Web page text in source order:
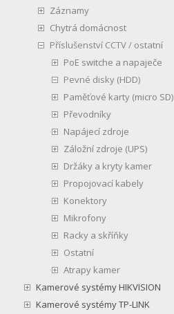
Záznamy
Chytrá domácnost
Příslušenství CCTV / ostatní
PoE switche a napaječe
Pevné disky (HDD)
Paměťové karty (micro SD)
Převodníky
Napájecí zdroje
Záložní zdroje (UPS)
Držáky a kryty kamer
Propojovací kabely
Konektory
Mikrofony
Racky a skříňky
Ostatní
Atrapy kamer
Kamerové systémy HIKVISION
Kamerové systémy TP-LINK